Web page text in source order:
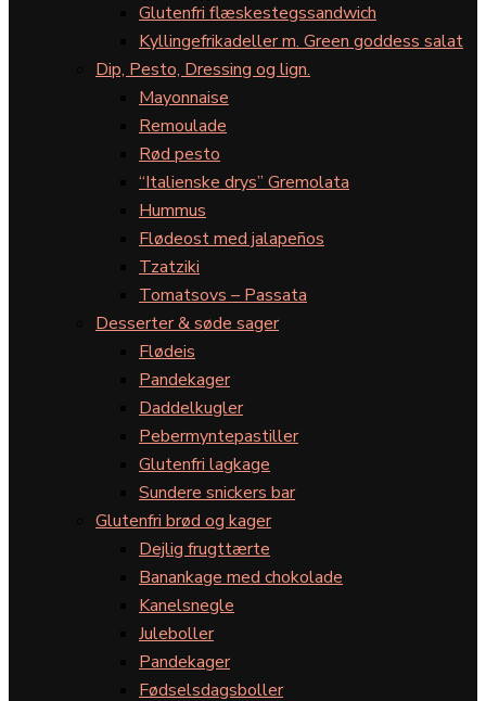
Glutenfri flæskestegssandwich
Kyllingefrikadeller m. Green goddess salat
Dip, Pesto, Dressing og lign.
Mayonnaise
Remoulade
Rød pesto
“Italienske drys” Gremolata
Hummus
Flødeost med jalapeños
Tzatziki
Tomatsovs – Passata
Desserter & søde sager
Flødeis
Pandekager
Daddelkugler
Pebermyntepastiller
Glutenfri lagkage
Sundere snickers bar
Glutenfri brød og kager
Dejlig frugttærte
Banankage med chokolade
Kanelsnegle
Juleboller
Pandekager
Fødselsdagsboller